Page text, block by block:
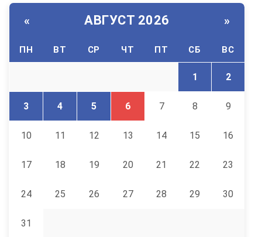
« АВГУСТ 2026 »
ПН ВТ СР ЧТ ПТ СБ ВС
1 2
3 4 5 6 7 8 9
10 11 12 13 14 15 16
17 18 19 20 21 22 23
24 25 26 27 28 29 30
31